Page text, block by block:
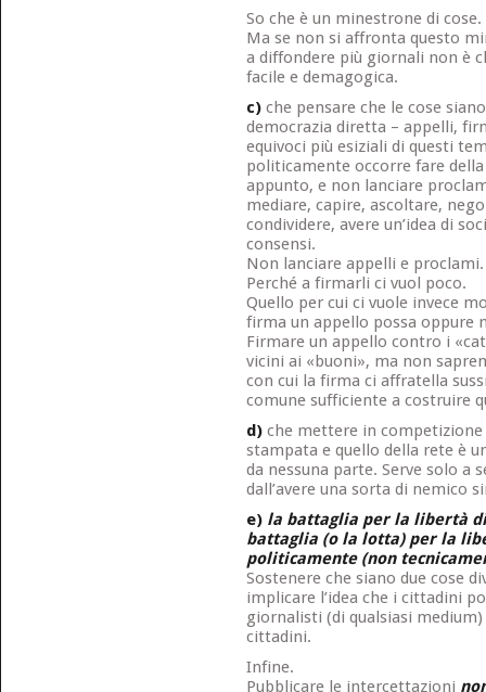
So che è un minestrone di cose.
Ma se non si affronta questo
a diffondere più giornali non è
facile e demagogica.
c)che pensare che le cose
democrazia diretta – appelli,
equivoci più esiziali di questi
politicamente occorre fare
appunto, e non lanciare
mediare, capire, ascoltare,
condividere, avere un’idea di
consensi.
Non lanciare appelli e proclami.
Perché a firmarli ci vuol poco.
Quello per cui ci vuole invece
firma un appello possa oppure
Firmare un appello contro i
vicini ai «buoni», ma non
con cui la firma ci affratella
comune sufficiente a costruire
d)che mettere in
stampata e quello della rete è
da nessuna parte. Serve solo a
dall’avere una sorta di nemico
e) la battaglia per la libertà
battaglia (o la lotta) per la
politicamente (non
Sostenere che siano due cose
implicare l’idea che i cittadini
giornalisti (di qualsiasi
cittadini.
Infine.
Pubblicare le intercettazioni